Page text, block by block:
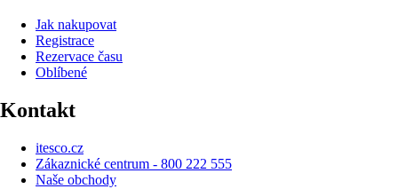
Jak nakupovat
Registrace
Rezervace času
Oblíbené
Kontakt
itesco.cz
Zákaznické centrum - 800 222 555
Naše obchody